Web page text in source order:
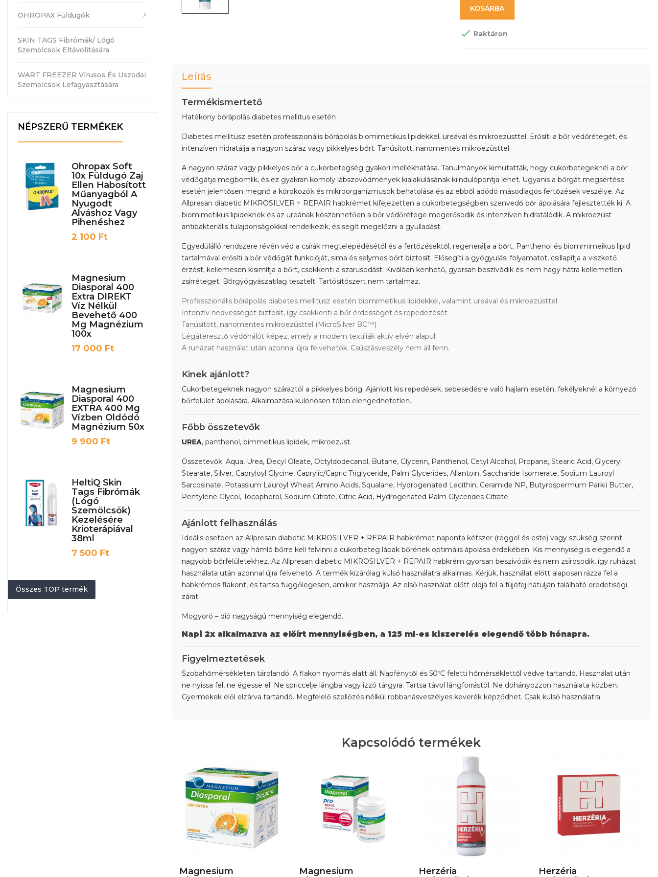
OHROPAX Füldugók
SKIN TAGS Fibrómák/ Lógó
Szemölcsök Eltávolítására
WART FREEZER Vírusos És Uszodai
Szemölcsök Lefagyasztására
NÉPSZERŰ TERMÉKEK
Ohropax Soft
10x Füldugó Zaj
Ellen Habosított
Műanyagból A
Nyugodt
Alváshoz Vagy
Pihenéshez
Ár
2 100 Ft
Magnesium
Diasporal 400
Extra DIREKT
Víz Nélkül
Bevehető 400
Mg Magnézium
100x
Ár
17 000 Ft
Magnesium
Diasporal 400
EXTRA 400 Mg
Vízben Oldódó
Magnézium 50x
Ár
9 900 Ft
HeltiQ Skin
Tags Fibrómák
(lógó
Szemölcsök)
Kezelésére
Krioterápiával
38ml
Ár
7 500 Ft
Összes TOP termék
KOSÁRBA
 Raktáron
Leírás
Termékismertető
Hatékony bőrápolás diabetes mellitus esetén
Diabetes mellitusz esetén professzionális bőrápolás biomimetikus lipidekkel, ureával és mikroezüsttel. Erősíti a bőr védőrétegét, és
intenzíven hidratálja a nagyon száraz vagy pikkelyes bőrt. Tanúsított, nanomentes mikroezüsttel.
A nagyon száraz vagy pikkelyes bőr a cukorbetegség gyakori mellékhatása. Tanulmányok kimutatták, hogy cukorbetegeknél a bőr
védőgátja megbomlik, és ez gyakran komoly lábszövődmények kialakulásának kiindulópontja lehet. Ugyanis a bőrgát megsértése
esetén jelentősen megnő a kórokozók és mikroorganizmusok behatolása és az ebből adódó másodlagos fertőzések veszélye. Az
Allpresan diabetic MIKROSILVER + REPAIR habkrémet kifejezetten a cukorbetegségben szenvedő bőr ápolására fejlesztették ki. A
biomimetikus lipideknek és az ureának köszönhetően a bőr védőrétege megerősödik és intenzíven hidratálódik. A mikroezüst
antibakteriális tulajdonságokkal rendelkezik, és segít megelőzni a gyulladást.
Egyedülálló rendszere révén véd a csírák megtelepédésétől és a fertőzésektől, regenerálja a bőrt. Panthenol és biommimeikus lipid
tartalmával erősíti a bőr védőgát funkcióját, sima és selymes bőrt biztosít. Elősegíti a gyógyulási folyamatot, csillapítja a viszkető
érzést, kellemesen kisimítja a bőrt, csökkenti a szarusodást. Kiválóan kenhető, gyorsan beszívódik és nem hagy hátra kellemetlen
zsírréteget. Bőrgyógyászatilag tesztelt. Tartósítószert nem tartalmaz.
Professzionális bőrápolás diabetes mellitusz esetén biomimetikus lipidekkel, valamint ureával és mikroezüsttel
Intenzív nedvességet biztosít, így csökkenti a bőr érdességét és repedezését
Tanúsított, nanomentes mikroezüsttel (MicroSilver BG™)
Légáteresztő védőhálót képez, amely a modern textíliák aktív elvén alapul
A ruházat használat után azonnal újra felvehetők. Csúszásveszély nem áll fenn.
Kinek ajánlott?
Cukorbetegeknek nagyon száraztól a pikkelyes bőrig. Ajánlott kis repedések, sebesedésre való hajlam esetén, fekélyeknél a környező
bőrfelület ápolására. Alkalmazása különösen télen elengedhetetlen.
Főbb összetevők
UREA, panthenol, bimmetikus lipidek, mikroezüst.
Összetevők: Aqua, Urea, Decyl Oleate, Octyldodecanol, Butane, Glycerin, Panthenol, Cetyl Alcohol, Propane, Stearic Acid, Glyceryl
Stearate, Silver, Capryloyl Glycine, Caprylic/Capric Triglyceride, Palm Glycerides, Allantoin, Saccharide Isomerate, Sodium Lauroyl
Sarcosinate, Potassium Lauroyl Wheat Amino Acids, Squalane, Hydrogenated Lecithin, Ceramide NP, Butyrospermum Parkii Butter,
Pentylene Glycol, Tocopherol, Sodium Citrate, Citric Acid, Hydrogenated Palm Glycerides Citrate.
Ajánlott felhasználás
Ideális esetben az Allpresan diabetic MIKROSILVER + REPAIR habkrémet naponta kétszer (reggel és este) vagy szükség szerint
nagyon száraz vagy hámló bőrre kell felvinni a cukorbeteg lábak bőrének optimális ápolása érdekében. Kis mennyiség is elegendő a
nagyobb bőrfelületekhez. Az Allpresan diabetic MIKROSILVER + REPAIR habkrém gyorsan beszívódik és nem zsírosodik, így ruházat
használata után azonnal újra felvehető. A termék kizárólag külső használatra alkalmas. Kérjük, használat előtt alaposan rázza fel a
habkrémes flakont, és tartsa függőlegesen, amikor használja. Az első használat előtt oldja fel a fújófej hátulján található eredetiségi
zárat.
Mogyoró – dió nagyságú mennyiség elegendő.
Napi 2x alkalmazva az előírt mennyiségben, a 125 ml-es kiszerelés elegendő több hónapra.
Figyelmeztetések
Szobahőmérsékleten tárolandó. A flakon nyomás alatt áll. Napfénytől és 50ºC feletti hőmérséklettől védve tartandó. Használat után
ne nyissa fel, ne égesse el. Ne spriccelje lángba vagy izzó tárgyra. Tartsa távol lángforrástól. Ne dohányozzon használata közben.
Gyermekek elől elzárva tartandó. Megfelelő szellőzés nélkül robbanásveszélyes keverék képződhet. Csak külső használatra.
Kapcsolódó termékek
Magnesium
Magnesium
Herzéria
Herzéria